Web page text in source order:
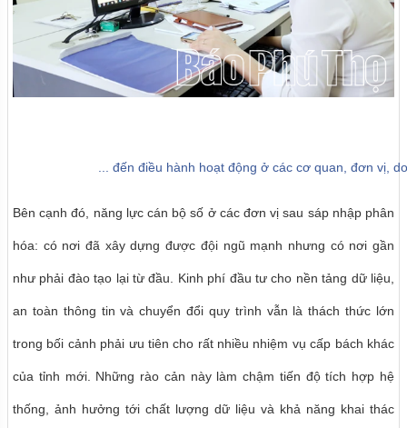
... đến điều hành hoạt động ở các cơ quan, đơn vị,
Bên cạnh đó, năng lực cán bộ số ở các đơn vị sau sáp nhập phân
hóa: có nơi đã xây dựng được đội ngũ mạnh nhưng có nơi gần
như phải đào tạo lại từ đầu. Kinh phí đầu tư cho nền tảng dữ liệu,
an toàn thông tin và chuyển đổi quy trình vẫn là thách thức lớn
trong bối cảnh phải ưu tiên cho rất nhiều nhiệm vụ cấp bách khác
của tỉnh mới. Những rào cản này làm chậm tiến độ tích hợp hệ
thống, ảnh hưởng tới chất lượng dữ liệu và khả năng khai thác